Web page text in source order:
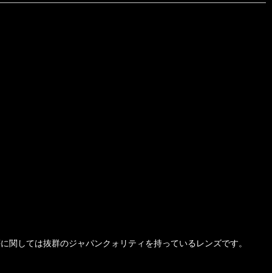
しては抜群のジャパンクォリティを持っているレンズです。